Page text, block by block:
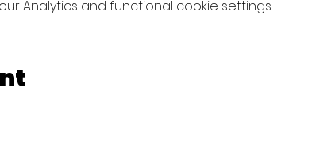
Analytics and functional cookie settings.